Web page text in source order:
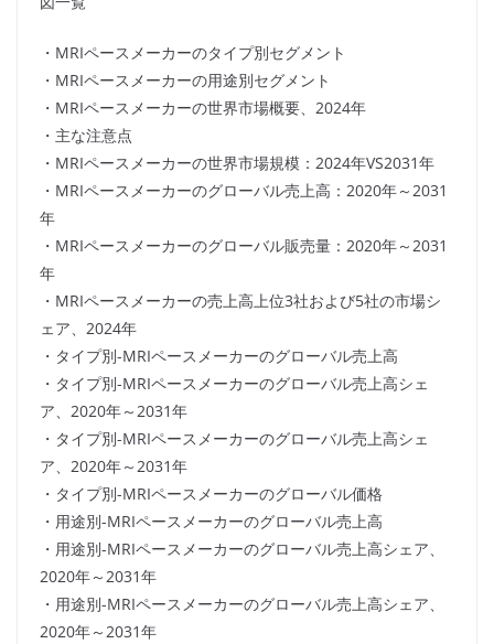
・MRIペースメーカーのタイプ別セグメント
・MRIペースメーカーの用途別セグメント
・MRIペースメーカーの世界市場概要、2024年
・主な注意点
・MRIペースメーカーの世界市場規模：2024年VS2031年
・MRIペースメーカーのグローバル売上高：2020年～2031
年
・MRIペースメーカーのグローバル販売量：2020年～2031
年
・MRIペースメーカーの売上高上位3社および5社の市場シ
ェア、2024年
・タイプ別-MRIペースメーカーのグローバル売上高
・タイプ別-MRIペースメーカーのグローバル売上高シェ
ア、2020年～2031年
・タイプ別-MRIペースメーカーのグローバル売上高シェ
ア、2020年～2031年
・タイプ別-MRIペースメーカーのグローバル価格
・用途別-MRIペースメーカーのグローバル売上高
・用途別-MRIペースメーカーのグローバル売上高シェア、
2020年～2031年
・用途別-MRIペースメーカーのグローバル売上高シェア、
2020年～2031年